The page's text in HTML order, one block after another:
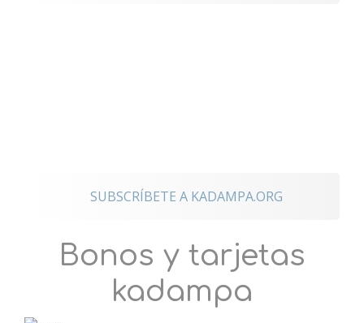
SUBSCRÍBETE A KADAMPA.ORG
Bonos y tarjetas
kadampa